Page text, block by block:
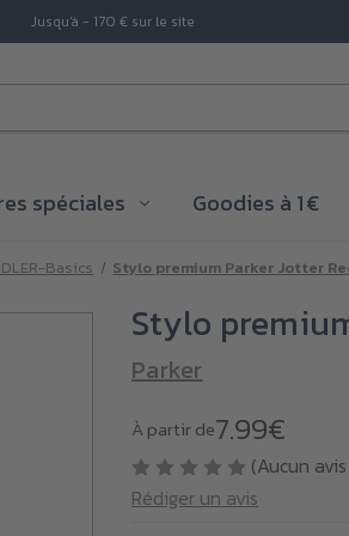
Jusqu'à - 170 € sur le site
spéciales Goodies à 1 €
Basics Stylo premium Parker Jotter
Stylo
Parker
À partir de7.99€
(Aucun
Rédiger un avis